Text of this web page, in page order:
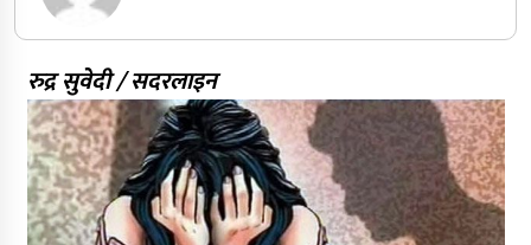
रुद्र सुवेदी / सदरलाइन